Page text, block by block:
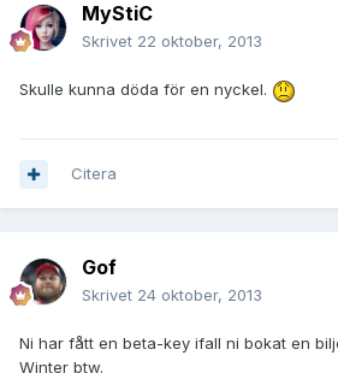
MyStiC
Skrivet 22 oktober, 2013
Skulle kunna döda för en nyckel.
Citera
Gof
Skrivet 24 oktober, 2013
Ni har fått en beta-key ifall ni bokat en
Winter btw.